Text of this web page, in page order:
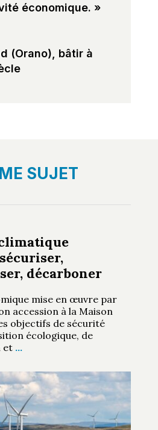
économique. »
(Orano), bâtir à
SUJET
décarboner
mise en œuvre par
accession à la Maison
objectifs de sécurité
écologique, de
et …